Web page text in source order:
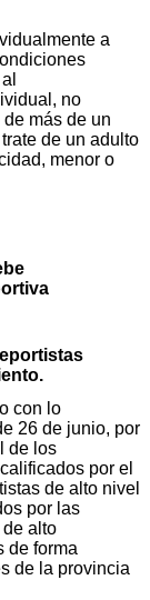
a
no
más de un
de un adulto
menor o
con lo
26 de junio, por
de los
por el
de alto nivel
por las
alto
de forma
de la provincia